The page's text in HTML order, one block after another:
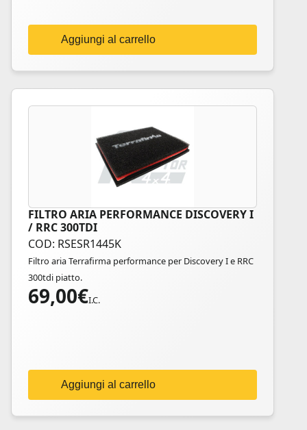
Aggiungi al carrello
FILTRO ARIA PERFORMANCE DISCOVERY I
/ RRC 300TDI
COD: RSESR1445K
Filtro aria Terrafirma performance per Discovery I e RRC
300tdi piatto.
69,00€I.C.
Aggiungi al carrello